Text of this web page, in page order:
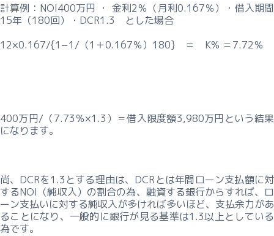
計算例：NOI400万円 ・ 金利2％（月利0.167％）・借入期間
15年（180回）・DCR1.3 とした場合
12×0.167/{1−1/（1＋0.167％）180} ＝ K% ＝7.72％
400万円/（7.73％×1.3）＝借入限度額3,980万円という結果
になります。
尚、DCRを1.3とする理由は、DCRとは年間ローン支払額に対
するNOI（純収入）の割合の為、融資する銀行からすれば、ロ
ーン支払いに対する純収入が多ければ多いほど、支払余力があ
ることになり、一般的に銀行が見る基準は1.3以上としている
為です。